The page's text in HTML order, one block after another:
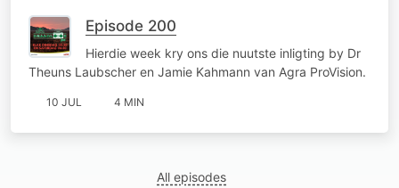
Episode 200
Hierdie week kry ons die nuutste inligting by Dr
Theuns Laubscher en Jamie Kahmann van Agra ProVision.
10 JUL 4 MIN
All episodes